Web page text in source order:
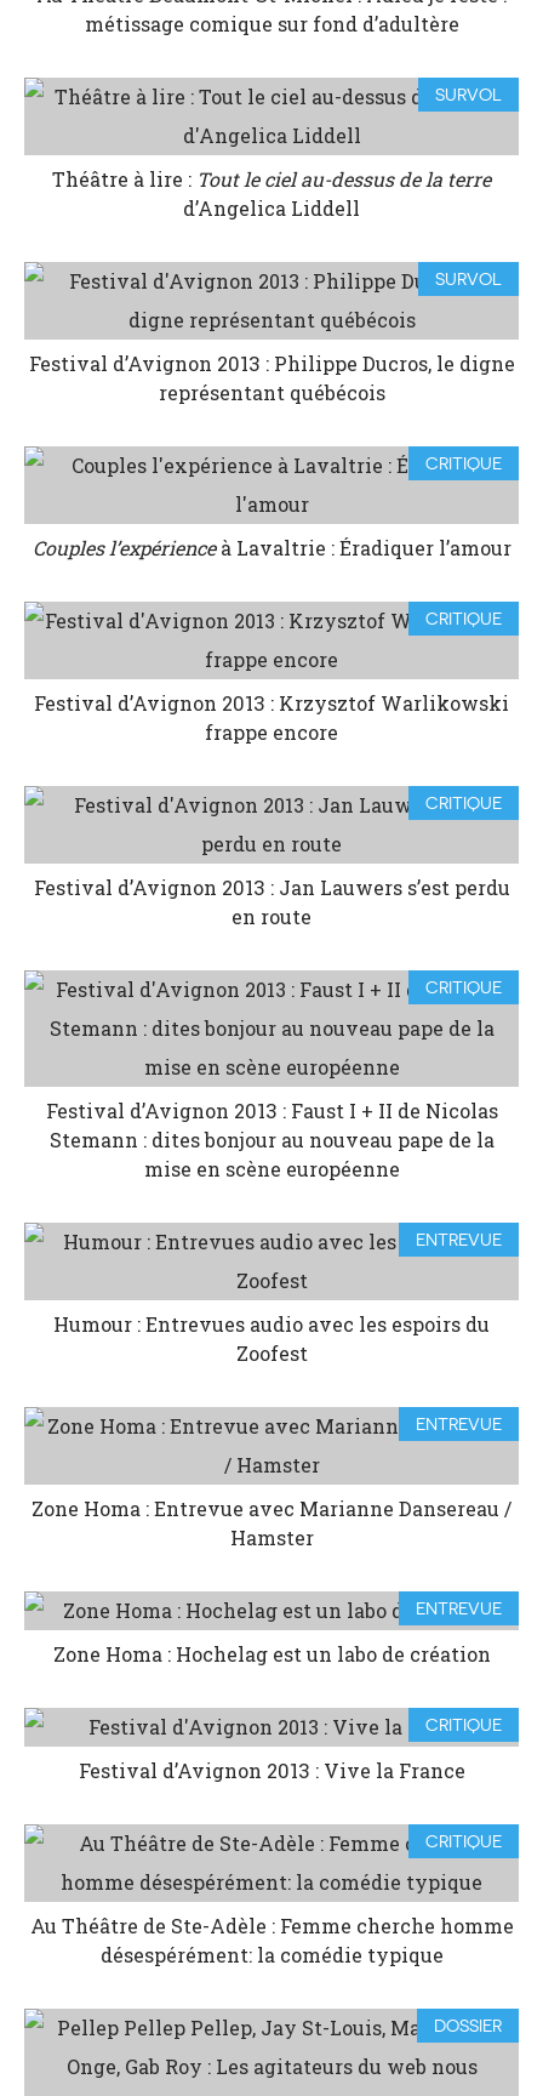
métissage comique sur fond d’adultère
SURVOL
Théâtre à lire : Tout le ciel au-dessus de la terre
d’Angelica Liddell
SURVOL
Festival d’Avignon 2013 : Philippe Ducros, le digne
représentant québécois
CRITIQUE
Couples l’expérienceà Lavaltrie : Éradiquer l’amour
CRITIQUE
Festival d’Avignon 2013 : Krzysztof Warlikowski
frappe encore
CRITIQUE
Festival d’Avignon 2013 : Jan Lauwers s’est perdu
en route
CRITIQUE
Festival d’Avignon 2013 : Faust I + II de Nicolas
Stemann : dites bonjour au nouveau pape de la
mise en scène européenne
ENTREVUE
Humour : Entrevues audio avec les espoirs du
Zoofest
ENTREVUE
Zone Homa : Entrevue avec Marianne Dansereau /
Hamster
ENTREVUE
Zone Homa : Hochelag est un labo de création
CRITIQUE
Festival d’Avignon 2013 : Vive la France
CRITIQUE
Au Théâtre de Ste-Adèle : Femme cherche homme
désespérément: la comédie typique
DOSSIER